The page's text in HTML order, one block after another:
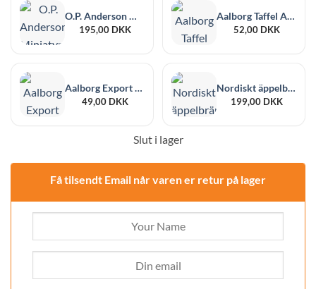
O.P. Anderson Miniatyrmix 40% 5 cl 10-pack
195,00 DKK
Aalborg Taffel Akvavit 45% 10 cl
52,00 DKK
Aalborg Export Akvavit 38% 10 cl
49,00 DKK
Nordiskt äppelbrännvin Stensbæk 40% 35 cl
199,00 DKK
Slut i lager
Få tilsendt Email når varen er retur på lager